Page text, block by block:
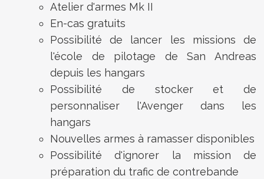
Atelier d'armes Mk II
En-cas gratuits
Possibilité de lancer les missions de
l'école de pilotage de San Andreas
depuis les hangars
Possibilité de stocker et de
personnaliser l'Avenger dans les
hangars
Nouvelles armes à ramasser disponibles
Possibilité d'ignorer la mission de
préparation du trafic de contrebande